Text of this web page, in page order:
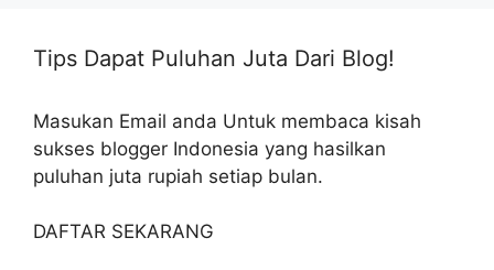
Tips Dapat Puluhan Juta Dari Blog!
Masukan Email anda Untuk membaca kisah
sukses blogger Indonesia yang hasilkan
puluhan juta rupiah setiap bulan.
DAFTAR SEKARANG